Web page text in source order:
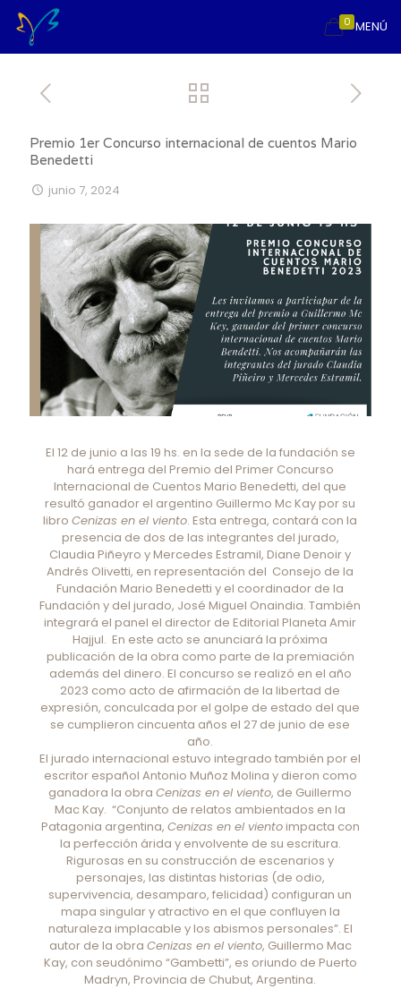
MENÚ
0
Premio 1er Concurso internacional de cuentos Mario
Benedetti
junio 7, 2024
El 12 de junio a las 19 hs. en la sede de la fundación se
hará entrega del Premio del Primer Concurso
Internacional de Cuentos Mario Benedetti, del que
resultó ganador el argentino Guillermo Mc Kay por su
libroCenizas en el viento. Esta entrega, contará con la
presencia de dos de las integrantes del jurado,
Claudia Piñeyro y Mercedes Estramil, Diane Denoir y
Andrés Olivetti, en representación del Consejo de la
Fundación Mario Benedetti y el coordinador de la
Fundación y del jurado, José Miguel Onaindia. También
integrará el panel el director de Editorial Planeta Amir
Hajjul. En este acto se anunciará la próxima
publicación de la obra como parte de la premiación
además del dinero. El concurso se realizó en el año
2023 como acto de afirmación de la libertad de
expresión, conculcada por el golpe de estado del que
se cumplieron cincuenta años el 27 de junio de ese
año.
El jurado internacional estuvo integrado también por el
escritor español Antonio Muñoz Molina y dieron como
ganadora la obraCenizas en el viento, de Guillermo
Mac Kay. “Conjunto de relatos ambientados en la
Patagonia argentina, Cenizas en el vientoimpacta con
la perfección árida y envolvente de su escritura.
Rigurosas en su construcción de escenarios y
personajes, las distintas historias (de odio,
supervivencia, desamparo, felicidad) configuran un
mapa singular y atractivo en el que confluyen la
naturaleza implacable y los abismos personales”. El
autor de la obra Cenizas en el viento, Guillermo Mac
Kay, con seudónimo “Gambetti”, es oriundo de Puerto
Madryn, Provincia de Chubut, Argentina.